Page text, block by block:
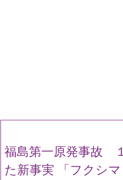
福島第一原発事故
た新事実 「フクシ